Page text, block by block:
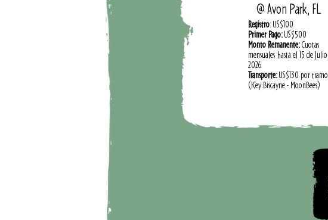
@ Avon Park, FL
Registro: US$100
Primer Pago:US$500
Monto Remanente:Cuotas
mensuales hasta el 15 de Julio
2026
Transporte:US$130 por tramo
(Key Biscayne - MoonBees)